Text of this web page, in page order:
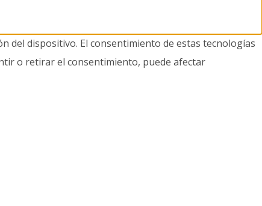
del dispositivo. El consentimiento de estas tecnologías
o retirar el consentimiento, puede afectar